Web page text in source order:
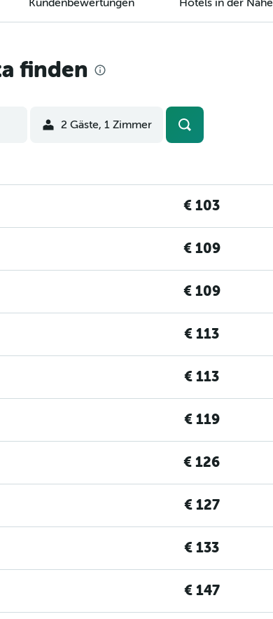
finden
2 Gäste, 1 Zimmer
€ 103
€ 109
€ 109
€ 113
€ 113
€ 119
€ 126
€ 127
€ 133
€ 147